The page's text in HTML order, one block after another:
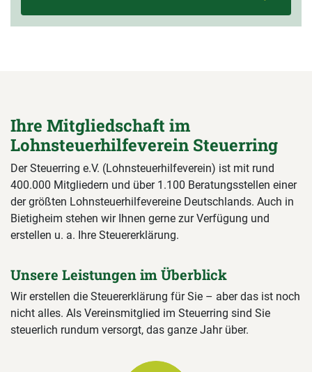
Ihre Mitgliedschaft im
Lohnsteuerhilfeverein Steuerring
Der Steuerring e.V. (Lohnsteuerhilfeverein) ist mit rund
400.000 Mitgliedern und über 1.100 Beratungsstellen einer
der größten Lohnsteuerhilfevereine Deutschlands. Auch in
Bietigheim stehen wir Ihnen gerne zur Verfügung und
erstellen u. a. Ihre Steuererklärung.
Unsere Leistungen im Überblick
Wir erstellen die Steuererklärung für Sie – aber das ist noch
nicht alles. Als Vereinsmitglied im Steuerring sind Sie
steuerlich rundum versorgt, das ganze Jahr über.